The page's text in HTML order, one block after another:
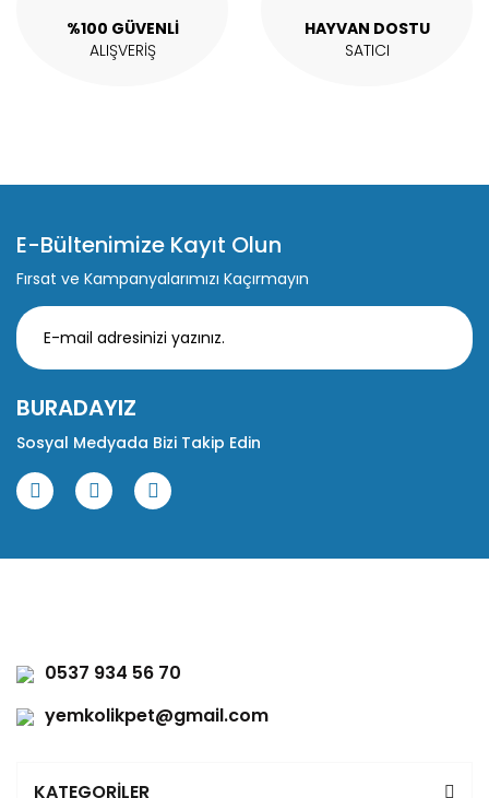
%100 GÜVENLİ
ALIŞVERİŞ
HAYVAN DOSTU
SATICI
E-Bültenimize Kayıt Olun
Fırsat ve Kampanyalarımızı Kaçırmayın
BURADAYIZ
Sosyal Medyada Bizi Takip Edin
0537 934 56 70
yemkolikpet@gmail.com
KATEGORİLER